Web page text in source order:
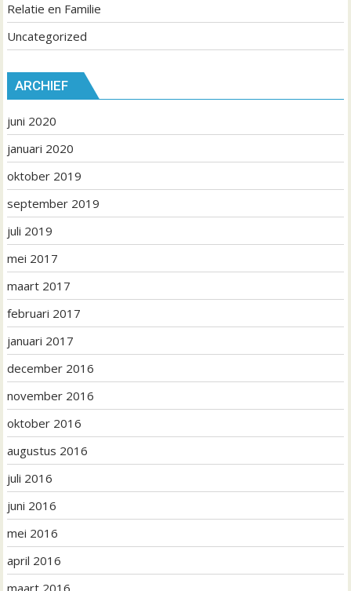
Relatie en Familie
Uncategorized
ARCHIEF
juni 2020
januari 2020
oktober 2019
september 2019
juli 2019
mei 2017
maart 2017
februari 2017
januari 2017
december 2016
november 2016
oktober 2016
augustus 2016
juli 2016
juni 2016
mei 2016
april 2016
maart 2016